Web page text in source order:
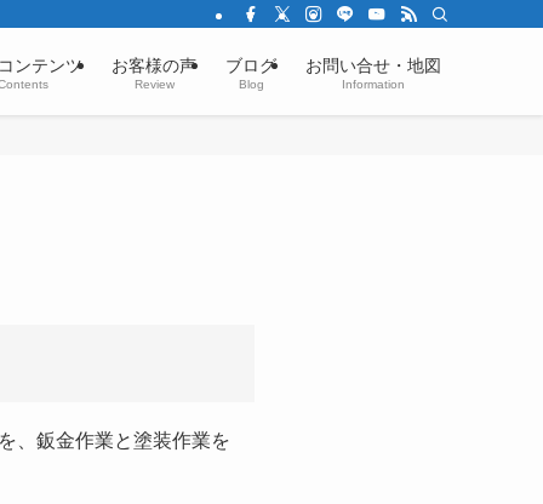
ンテンツ お客様の声
Review
ブログ
Blog
お問い合せ・地図
Information
、鈑金作業と塗装作業を